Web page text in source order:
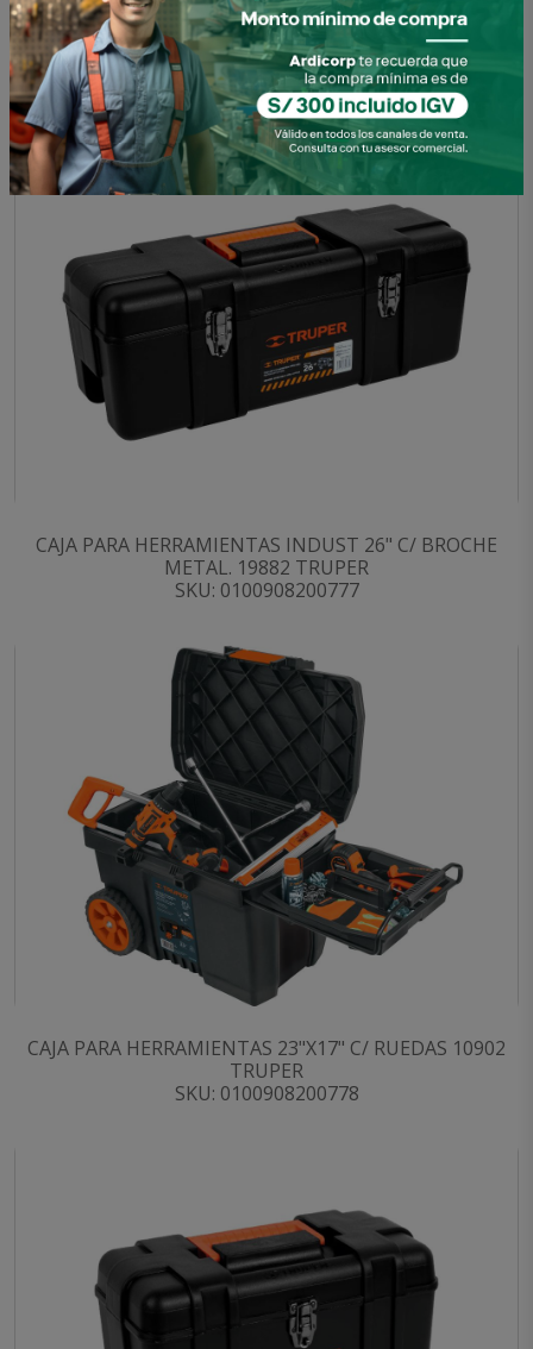
CAJA PARA HERRAMIENTAS INDUST 23" C/ BROCHE
METAL. 11506 TRUPER
SKU: 0100908200776
CAJA PARA HERRAMIENTAS INDUST 26" C/ BROCHE
METAL. 19882 TRUPER
SKU: 0100908200777
CAJA PARA HERRAMIENTAS 23"X17" C/ RUEDAS 10902
TRUPER
SKU: 0100908200778